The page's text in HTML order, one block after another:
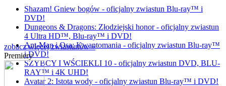
Shazam! Gniew bogów - oficjalny zwiastun Blu-ray™ i
DVD!
Dungeons & Dragons: Złodziejski honor - oficjalny zwiastun
4 Ultra HD™, Blu-ray™ i DVD!
Ant-Man i Osa: Kwantomania - oficjalny zwiastun Blu-ray™
i DVD!
SZYBCY I WŚCIEKLI 10 - oficjalny zwiastun DVD, BLU-
RAY™ i 4K UHD!
Avatar 2: Istota wody - oficjalny zwiastun Blu-ray™ i DVD!
zobacz więcej zwiastunów »
Premiery